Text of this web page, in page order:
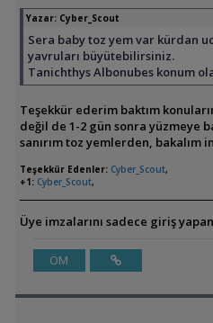
Yazar: Cyber_Scout
Sera baby toz yem var kürdan
yavruları büyütebilirsiniz.
Tanichthys Albonubes konum
Teşekkür ederim baktım
değil de 1-2 gün sonra yüzmeye
sanırım toz yemlerden, bakalım
Teşekkür Edenler: Cyber_Scout,
+1: Cyber_Scout,
Üye imzalarını sadece giriş
ÖM